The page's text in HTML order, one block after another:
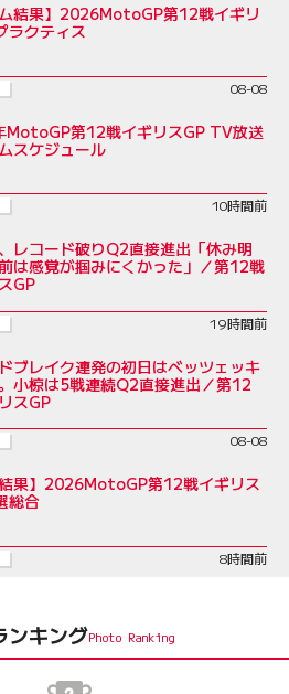
ム結果】2026MotoGP第12戦イギリ
ラクティス
08-08
MotoGP第12戦イギリスGP TV放送
スケジュール
10時間前
レコード破りQ2直接進出「休み明
は感覚が掴みにくかった」／第12戦
GP
19時間前
ブレイク連発の初日はベッツェッキ
小椋は5戦連続Q2直接進出／第12
スGP
08-08
結果】2026MotoGP第12戦イギリス
総合
8時間前
キング